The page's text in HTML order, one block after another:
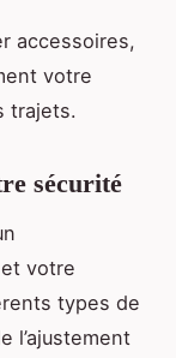
accessoires,
votre
trajets.
sécurité
votre
types de
l’ajustement